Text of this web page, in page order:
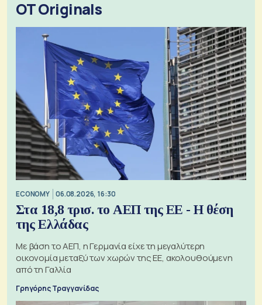
OT Originals
ECONOMY 06.08.2026, 16:30
Στα 18,8 τρισ. το ΑΕΠ της ΕΕ - Η θέση
της Ελλάδας
Με βάση το ΑΕΠ, η Γερμανία είχε τη μεγαλύτερη
οικονομία μεταξύ των χωρών της ΕΕ, ακολουθούμενη
από τη Γαλλία
Γρηγόρης Τραγγανίδας